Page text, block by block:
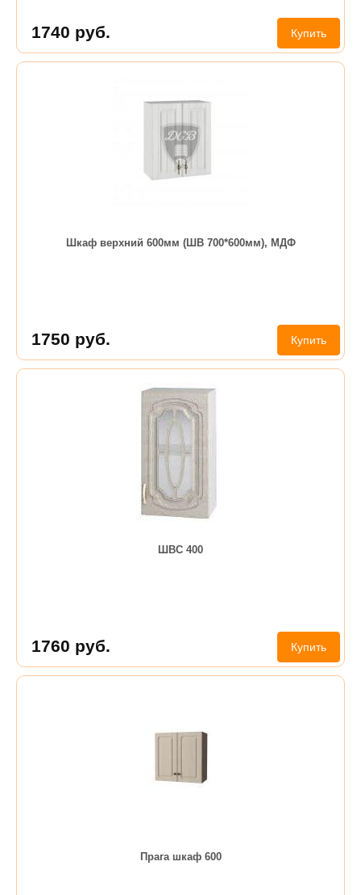
1740 руб. Купить
Шкаф верхний 600мм (ШВ 700*600мм), МДФ
1750 руб. Купить
ШВС 400
1760 руб. Купить
Прага шкаф 600